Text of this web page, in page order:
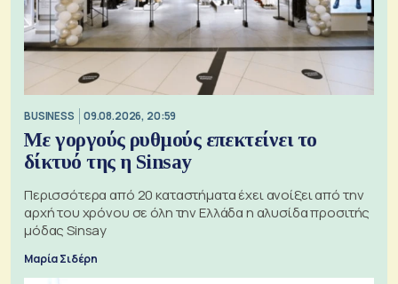
BUSINESS 09.08.2026, 20:59
Με γοργούς ρυθμούς επεκτείνει το
δίκτυό της η Sinsay
Περισσότερα από 20 καταστήματα έχει ανοίξει από την
αρχή του χρόνου σε όλη την Ελλάδα η αλυσίδα προσιτής
μόδας Sinsay
Μαρία Σιδέρη